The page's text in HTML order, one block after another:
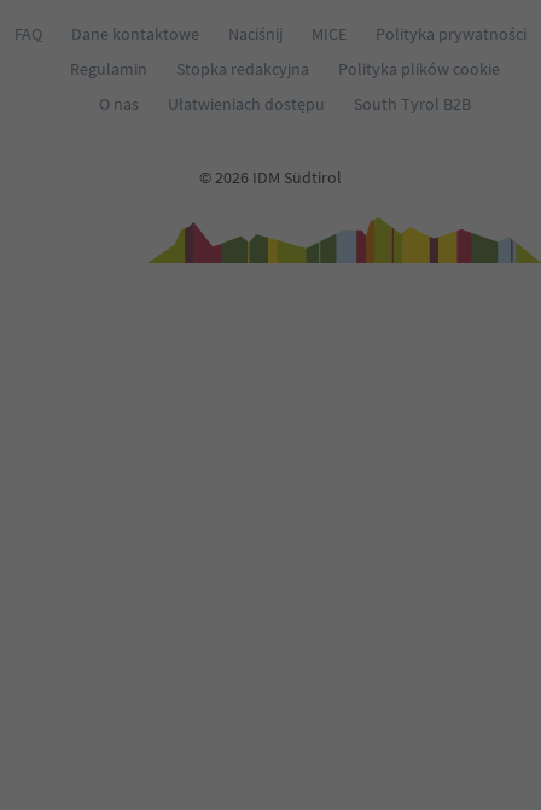
FAQ Dane kontaktowe Naciśnij MICE
Polityka prywatności
Regulamin
Stopka redakcyjna
Polityka plików cookie
O nas
Ułatwieniach dostępu South Tyrol B2B
© 2026 IDM Südtirol